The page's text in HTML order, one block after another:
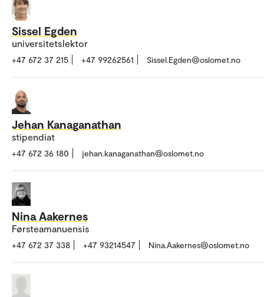
Sissel Egden
universitetslektor
+47 672 37 215 +47 99262561 Sissel.Egden@oslomet.no
Jehan Kanaganathan
stipendiat
+47 672 36 180 jehan.kanaganathan@oslomet.no
Nina Aakernes
Førsteamanuensis
+47 672 37 338 +47 93214547 Nina.Aakernes@oslomet.no